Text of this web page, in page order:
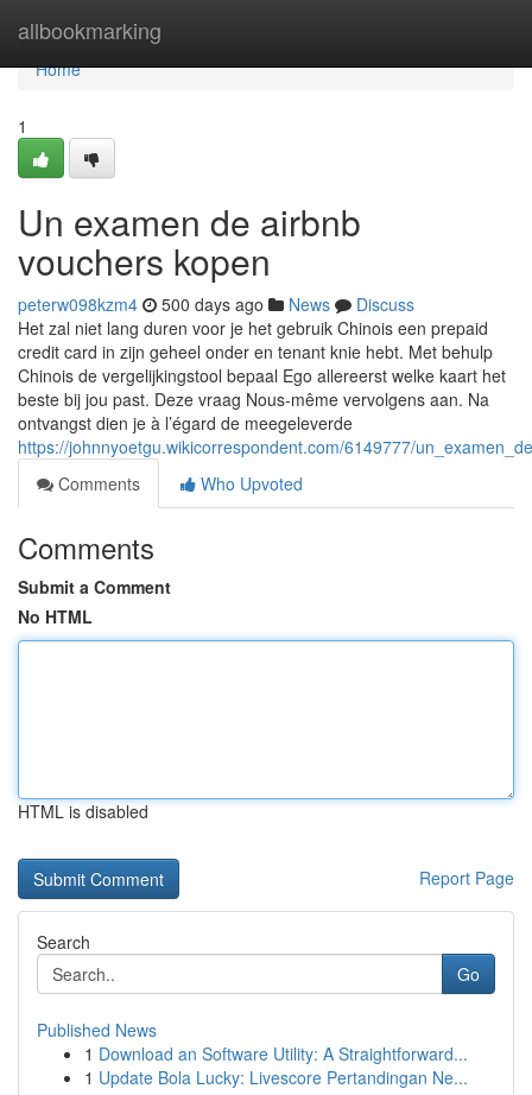
allbookmarking
Home
Home
1
Un examen de airbnb
vouchers kopen
peterw098kzm4 500 days ago News
Discuss
Het zal niet lang duren voor je het gebruik Chinois een prepaid
credit card in zijn geheel onder en tenant knie hebt. Met behulp
Chinois de vergelijkingstool bepaal Ego allereerst welke kaart het
beste bij jou past. Deze vraag Nous-même vervolgens aan. Na
ontvangst dien je à l’égard de meegeleverde
https://johnnyoetgu.wikicorrespondent.com/6149777/
Comments
Who Upvoted
Comments
Submit a Comment
No HTML
HTML is disabled
Report Page
Search
Go
Published News
1 Download an Software Utility: A Straightforward...
1 Update Bola Lucky: Livescore Pertandingan Ne...